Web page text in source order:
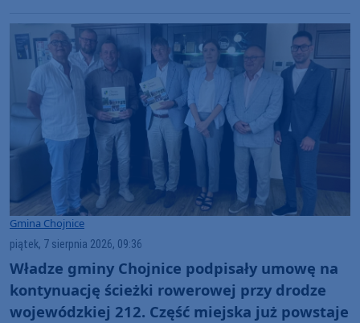
(ROZMOWA)
Gmina Chojnice
piątek, 7 sierpnia 2026, 09:36
Władze gminy Chojnice podpisały umowę na
kontynuację ścieżki rowerowej przy drodze
wojewódzkiej 212. Część miejska już powstaje